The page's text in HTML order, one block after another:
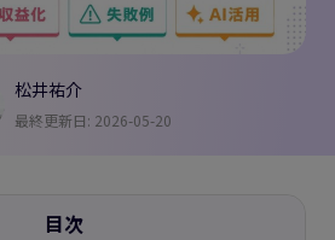
松井祐介
最終更新日: 2026-05-20
目次